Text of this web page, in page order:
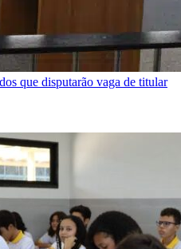
que disputarão vaga de titular